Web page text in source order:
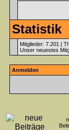
Statistik
Mitglieder: 7.201 |
Unser neuestes
Anmelden